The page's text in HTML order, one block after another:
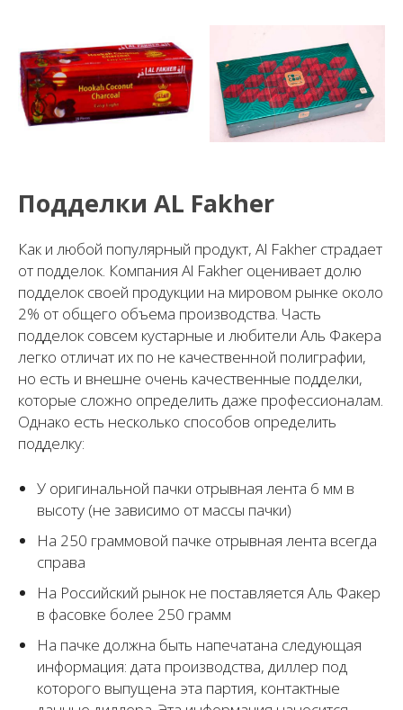
Подделки AL Fakher
Как и любой популярный продукт, Al Fakher страдает
от подделок. Компания Al Fakher оценивает долю
подделок своей продукции на мировом рынке около
2% от общего объема производства. Часть
подделок совсем кустарные и любители Аль Факера
легко отличат их по не качественной полиграфии,
но есть и внешне очень качественные подделки,
которые сложно определить даже профессионалам.
Однако есть несколько способов определить
подделку:
У оригинальной пачки отрывная лента 6 мм в
высоту (не зависимо от массы пачки)
На 250 граммовой пачке отрывная лента всегда
справа
На Российский рынок не поставляется Аль Факер
в фасовке более 250 грамм
На пачке должна быть напечатана следующая
информация: дата производства, диллер под
которого выпущена эта партия, контактные